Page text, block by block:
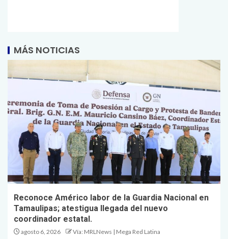
MÁS NOTICIAS
Reconoce Américo labor de la Guardia Nacional en
Tamaulipas; atestigua llegada del nuevo
coordinador estatal.
agosto 6, 2026 Vía: MRLNews | Mega Red Latina